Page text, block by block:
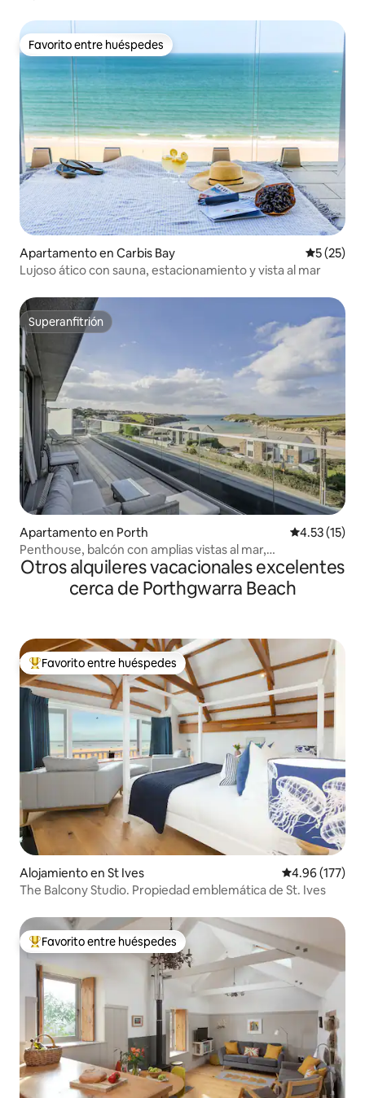
Favorito entre huéspedes
Favorito entre huéspedes
Apartamento en Carbis Bay
5 (25)
Lujoso ático con sauna, estacionamiento y vista al mar
Superanfitrión
Superanfitrión
Apartamento en Porth Calificación
4.53 (15)
Penthouse, balcón con amplias vistas al mar,
estacionamiento
Otros alquileres vacacionales excelentes
cerca de Porthgwarra Beach
Favorito entre huéspedes preferido
Favorito entre huéspedes
Alojamiento en St Ives Calificación
4.96 (177)
The Balcony Studio. Propiedad emblemática de St. Ives
Favorito entre huéspedes preferido
Favorito entre huéspedes